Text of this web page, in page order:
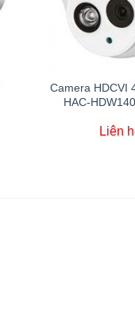
Camera HDCVI
HAC-
Liên